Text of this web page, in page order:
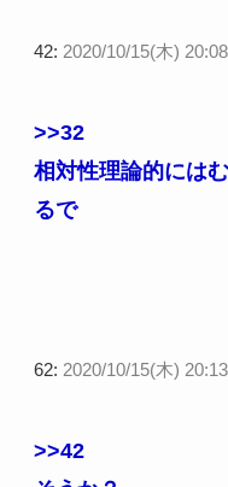
42: 2020/10/15(木)
>>32
相対性理論的には
るで
62: 2020/10/15(木)
>>42